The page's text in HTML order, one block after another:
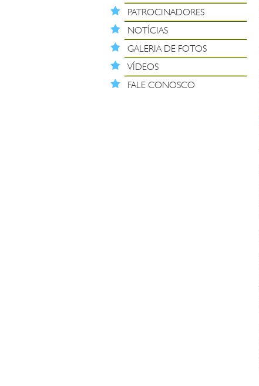
PATROCINADORES
NOTÍCIAS
GALERIA DE FOTOS
VÍDEOS
FALE CONOSCO